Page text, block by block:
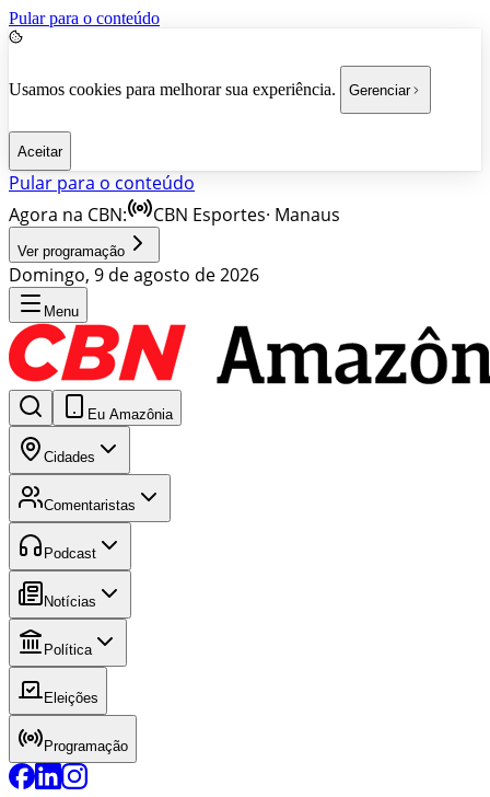
Pular para o conteúdo
Usamos cookies para melhorar sua experiência. Gerenciar
Aceitar
Pular para o conteúdo
Agora na CBN:
CBN Esportes· Manaus
Ver programação
Domingo, 9 de agosto de 2026
Menu
Eu Amazônia
Cidades
Comentaristas
Podcast
Notícias
Política
Eleições
Programação